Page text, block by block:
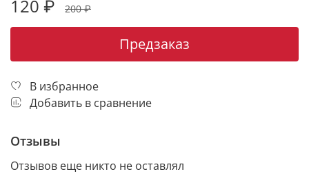
120 ₽ 200 ₽
Предзаказ
В избранное
Добавить в сравнение
Отзывы
Отзывов еще никто не оставлял